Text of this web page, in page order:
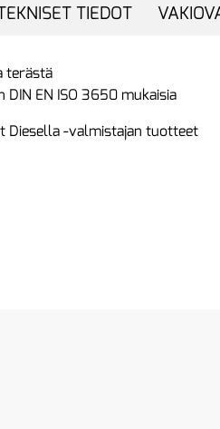
TIEDOT
terästä
EN ISO 3650 mukaisia
Diesella -valmistajan tuotteet